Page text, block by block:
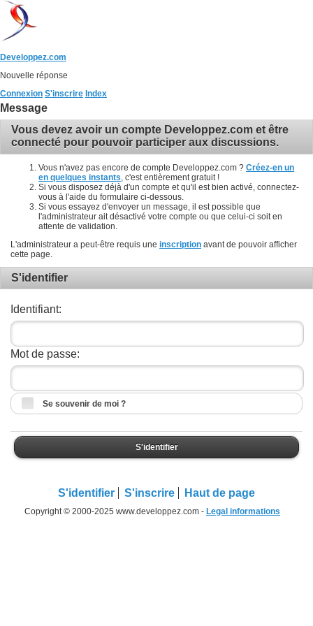
Developpez.com
Nouvelle réponse
Connexion S'inscrire Index
Message
Vous devez avoir un compte Developpez.com et être
connecté pour pouvoir participer aux discussions.
Vous n'avez pas encore de compte Developpez.com ? Créez-en un
en quelques instants , c'est entièrement gratuit !
Si vous disposez déjà d'un compte et qu'il est bien activé, connectez-
vous à l'aide du formulaire ci-dessous.
Si vous essayez d'envoyer un message, il est possible que
l'administrateur ait désactivé votre compte ou que celui-ci soit en
attente de validation.
L'administrateur a peut-être requis une inscription avant de pouvoir afficher
cette page.
S'identifier
Identifiant:
Mot de passe:
Se souvenir de moi ?
S'identifier
S'identifier S'inscrire Haut de page
Copyright © 2000-2025 www.developpez.com - Legal informations